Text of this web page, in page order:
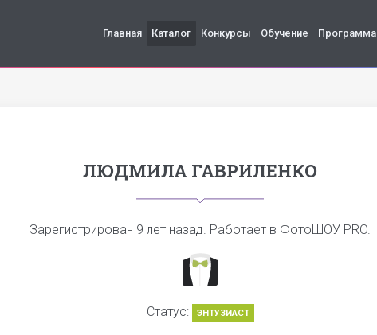
Главная Каталог Конкурсы Обучение Программа
ЛЮДМИЛА ГАВРИЛЕНКО
Зарегистрирован 9 лет назад. Работает в ФотоШОУ PRO.
Статус: ЭНТУЗИАСТ